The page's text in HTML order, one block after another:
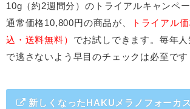
10g（約2週間分）のトライアルキャンペー
通常価格10,800円の商品が、
トライアル
込・送料無料） でお試しできます。毎年
で逃さないよう早目のチェックは必至で
新しくなったHAKUメラノフォーカ